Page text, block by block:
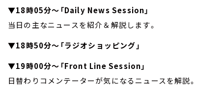
▼18時05分～「Daily News Session」
当日の主なニュースを紹介＆解説します。
▼18時50分～「ラジオショッピング」
▼19時00分～「Front Line Session」
日替わりコメンテーターが気になるニュースを解説。